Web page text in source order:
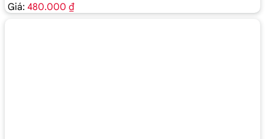
Giá: 480.000 ₫